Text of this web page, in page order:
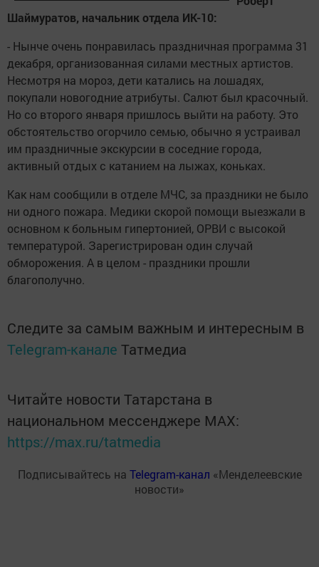
Шаймуратов, начальник отдела ИК-10:
- Нынче очень понравилась праздничная программа 31
декабря, организованная силами местных артистов.
Несмотря на мороз, дети катались на лошадях,
покупали новогодние атрибуты. Салют был красочный.
Но со второго января пришлось выйти на работу. Это
обстоятельство огорчило семью, обычно я устраивал
им праздничные экскурсии в соседние города,
активный отдых с катанием на лыжах, коньках.
Как нам сообщили в отделе МЧС, за праздники не было
ни одного пожара. Медики скорой помощи выезжали в
основном к больным гипертонией, ОРВИ с высокой
температурой. Зарегистрирован один случай
обморожения. А в целом - праздники прошли
благополучно.
Следите за самым важным и интересным в
Telegram-канале Татмедиа
Читайте новости Татарстана в
национальном мессенджере MАХ:
https://max.ru/tatmedia
Подписывайтесь на Telegram-канал «Менделеевские
новости»